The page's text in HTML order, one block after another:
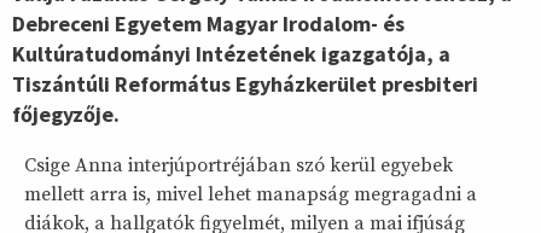
Debreceni Egyetem Magyar Irodalom- és
Kultúratudományi Intézetének igazgatója, a
Tiszántúli Református Egyházkerület presbiteri
főjegyzője.
Csige Anna interjúportréjában szó kerül egyebek
mellett arra is, mivel lehet manapság megragadni a
diákok, a hallgatók figyelmét, milyen a mai ifjúság